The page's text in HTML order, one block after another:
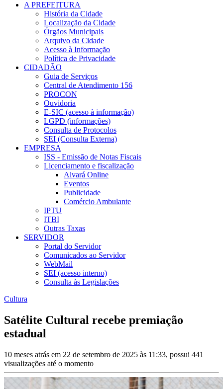
A PREFEITURA
História da Cidade
Localização da Cidade
Órgãos Municipais
Arquivo da Cidade
Acesso à Informação
Política de Privacidade
CIDADÃO
Guia de Serviços
Central de Atendimento 156
PROCON
Ouvidoria
E-SIC (acesso à informação)
LGPD (informações)
Consulta de Protocolos
SEI (Consulta Externa)
EMPRESA
ISS - Emissão de Notas Fiscais
Licenciamento e fiscalização
Alvará Online
Eventos
Publicidade
Comércio Ambulante
IPTU
ITBI
Outras Taxas
SERVIDOR
Portal do Servidor
Comunicados ao Servidor
WebMail
SEI (acesso interno)
Consulta às Legislações
Cultura
Satélite Cultural recebe premiação
estadual
10 meses atrás em 22 de setembro de 2025 às 11:33, possui 441
visualizações até o momento